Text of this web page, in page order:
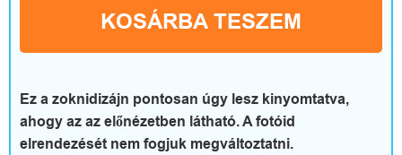
s
z
a
KOSÁRBA TESZEM
Ez a zoknidizájn pontosan úgy lesz kinyomtatva,
ahogy az az előnézetben látható. A fotóid
elrendezését nem fogjuk megváltoztatni.